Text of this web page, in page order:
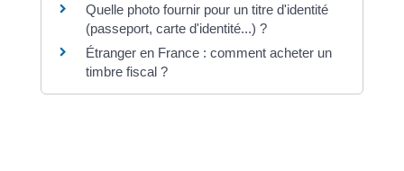
Quelle photo fournir pour un titre d'identité
(passeport, carte d'identité...) ?
Étranger en France : comment acheter un
timbre fiscal ?